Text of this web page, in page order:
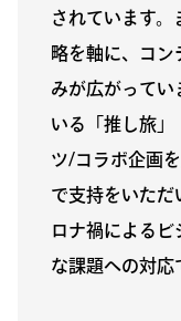
されています。
略を軸に、コン
みが広がってい
いる「推し旅」
ツ/コラボ企画
で支持をいただ
ロナ禍によるビ
な課題への対応